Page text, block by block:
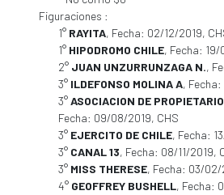
Figuraciones :
1° RAYITA, Fecha: 02/12/2019,
1° HIPODROMO CHILE, Fecha:
2° JUAN UNZURRUNZAGA N.,
3° ILDEFONSO MOLINA A, Fecha:
3°ASOCIACION DE
Fecha: 09/08/2019, CHS
3° EJERCITO DE CHILE, Fecha:
3° CANAL 13, Fecha: 08/11/2019,
3° MISS THERESE, Fecha: 03/
4° GEOFFREY BUSHELL, Fecha: